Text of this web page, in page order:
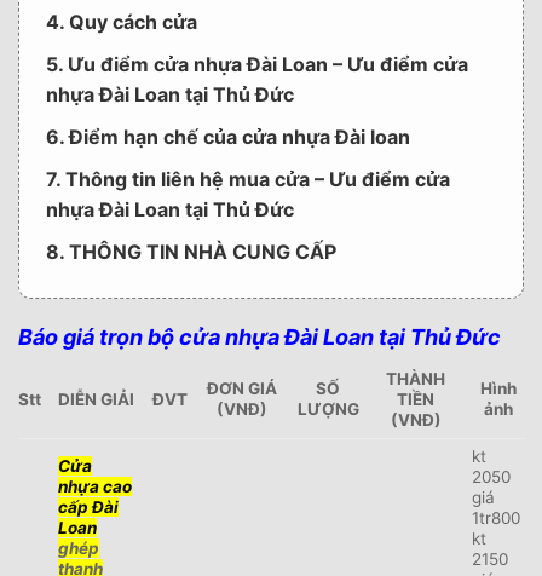
4. Quy cách cửa
5. Ưu điểm cửa nhựa Đài Loan – Ưu điểm cửa
nhựa Đài Loan tại Thủ Đức
6. Điểm hạn chế của cửa nhựa Đài loan
7. Thông tin liên hệ mua cửa – Ưu điểm cửa
nhựa Đài Loan tại Thủ Đức
8. THÔNG TIN NHÀ CUNG CẤP
Báo giá trọn bộ cửa nhựa Đài Loan tại Thủ Đức
Stt DIỄN GIẢI ĐVT
ĐƠN GIÁ
(VNĐ)
SỐ
LƯỢNG
THÀNH
TIỀN
(VNĐ)
Hình
ảnh
Cửa
nhựa cao
cấp Đài
Loan
ghép
thanh
kt
2050
giá
1tr800
kt
2150